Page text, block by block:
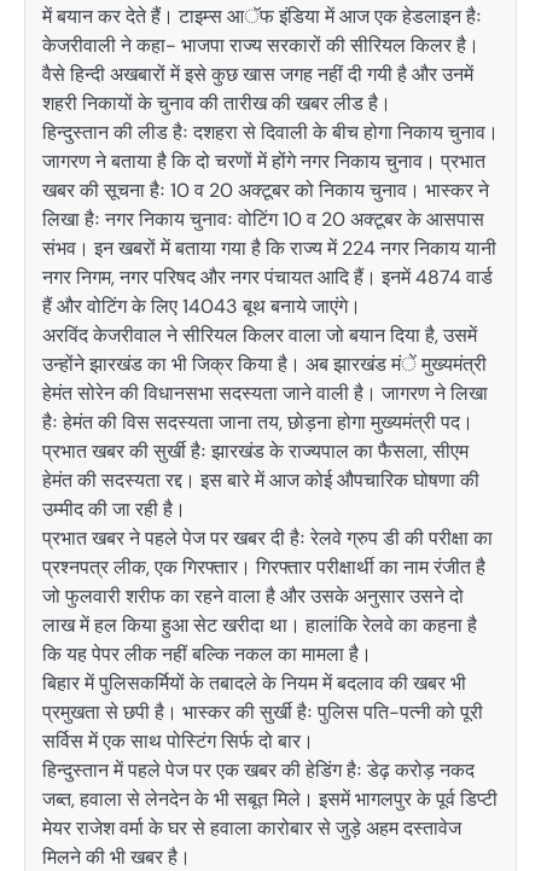
में बयान कर देते हैं। टाइम्स आॅफ इंडिया में आज एक हेडलाइन हैः
केजरीवाली ने कहा- भाजपा राज्य सरकारों की सीरियल किलर है।
वैसे हिन्दी अखबारों में इसे कुछ खास जगह नहीं दी गयी है और उनमें
शहरी निकायों के चुनाव की तारीख की खबर लीड है।
हिन्दुस्तान की लीड हैः दशहरा से दिवाली के बीच होगा निकाय चुनाव।
जागरण ने बताया है कि दो चरणों में होंगे नगर निकाय चुनाव। प्रभात
खबर की सूचना हैः 10 व 20 अक्टूबर को निकाय चुनाव। भास्कर ने
लिखा हैः नगर निकाय चुनावः वोटिंग 10 व 20 अक्टूबर के आसपास
संभव। इन खबरों में बताया गया है कि राज्य में 224 नगर निकाय यानी
नगर निगम, नगर परिषद और नगर पंचायत आदि हैं। इनमें 4874 वार्ड
हैं और वोटिंग के लिए 14043 बूथ बनाये जाएंगे।
अरविंद केजरीवाल ने सीरियल किलर वाला जो बयान दिया है, उसमें
उन्होंने झारखंड का भी जिक्र किया है। अब झारखंड मंें मुख्यमंत्री
हेमंत सोरेन की विधानसभा सदस्यता जाने वाली है। जागरण ने लिखा
हैः हेमंत की विस सदस्यता जाना तय, छोड़ना होगा मुख्यमंत्री पद।
प्रभात खबर की सुर्खी हैः झारखंड के राज्यपाल का फैसला, सीएम
हेमंत की सदस्यता रद्द। इस बारे में आज कोई औपचारिक घोषणा की
उम्मीद की जा रही है।
प्रभात खबर ने पहले पेज पर खबर दी हैः रेलवे ग्रुप डी की परीक्षा का
प्रश्नपत्र लीक, एक गिरफ्तार। गिरफ्तार परीक्षार्थी का नाम रंजीत है
जो फुलवारी शरीफ का रहने वाला है और उसके अनुसार उसने दो
लाख में हल किया हुआ सेट खरीदा था। हालांकि रेलवे का कहना है
कि यह पेपर लीक नहीं बल्कि नकल का मामला है।
बिहार में पुलिसकर्मियों के तबादले के नियम में बदलाव की खबर भी
प्रमुखता से छपी है। भास्कर की सुर्खी हैः पुलिस पति-पत्नी को पूरी
सर्विस में एक साथ पोस्टिंग सिर्फ दो बार।
हिन्दुस्तान में पहले पेज पर एक खबर की हेडिंग हैः डेढ़ करोड़ नकद
जब्त, हवाला से लेनदेन के भी सबूत मिले। इसमें भागलपुर के पूर्व डिप्टी
मेयर राजेश वर्मा के घर से हवाला कारोबार से जुड़े अहम दस्तावेज
मिलने की भी खबर है।